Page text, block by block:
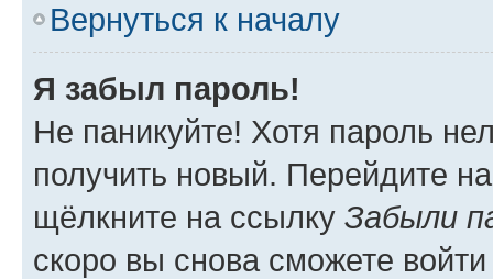
Вернуться к началу
Я забыл пароль!
Не паникуйте! Хотя пароль
получить новый. Перейдите
щёлкните на ссылку Забыли
скоро вы снова сможете